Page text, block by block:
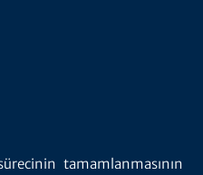
tamamlanmasının